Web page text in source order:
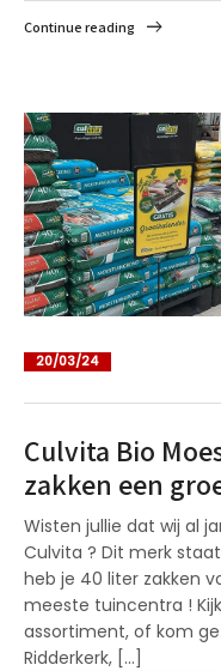
Continue reading
20/03/24
Culvita Bio
zakken een
Wisten jullie dat wij al
Culvita ? Dit merk
heb je 40 liter zakken
meeste tuincentra !
assortiment, of kom
Ridderkerk, [...]